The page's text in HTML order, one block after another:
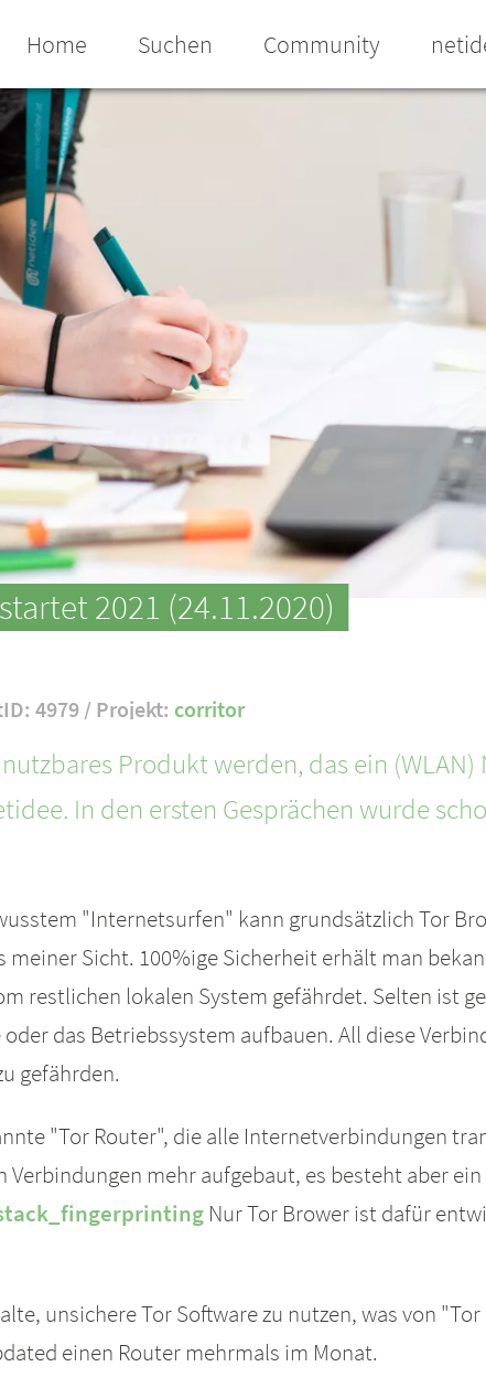
Home Suchen Community
2021 (24.11.2020)
4979 / Projekt: corritor
Produkt werden, das ein
In den ersten Gesprächen wurde
"Internetsurfen" kann grundsätzlich Tor
Sicht. 100%ige Sicherheit erhält man
restlichen lokalen System gefährdet. Selten ist
das Betriebssystem aufbauen. All diese
gefährden.
"Tor Router", die alle Internetverbindungen
mehr aufgebaut, es besteht aber
Nur Tor Brower ist dafür
unsichere Tor Software zu nutzen, was von
einen Router mehrmals im Monat.